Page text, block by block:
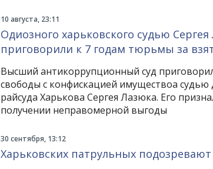
10 августа, 23:11
Одиозного харьковского судью
приговорили к 7 годам тюрьмы за
Высший антикоррупционный суд
свободы с конфискацией имуществоа судью
райсуда Харькова Сергея Лазюка. Его
получении неправомерной выгоды
30 сентября, 13:12
Харьковских патрульных